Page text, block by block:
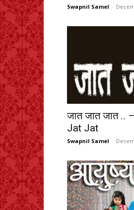
Swapnil Samel -
जात जात जात ..
Jat Jat
Swapnil Samel -